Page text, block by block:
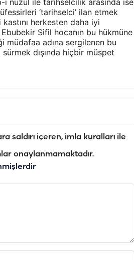
nüzul ile tarihselcilik arasında ise
‘tarihselci’ ilan etmek
herkesten daha iyi
Sifil hocanın bu hükmüne
adına sergilenen bu
dışında hiçbir müspet
saldırı içeren, imla kuralları ile
onaylanmamaktadır.